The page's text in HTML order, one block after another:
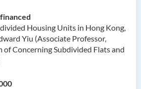
Housing Units in Hong Kong,
Yiu (Associate Professor,
Concerning Subdivided Flats and